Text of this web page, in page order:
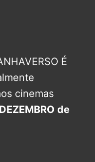
É
cinemas
DEZEMBRO de